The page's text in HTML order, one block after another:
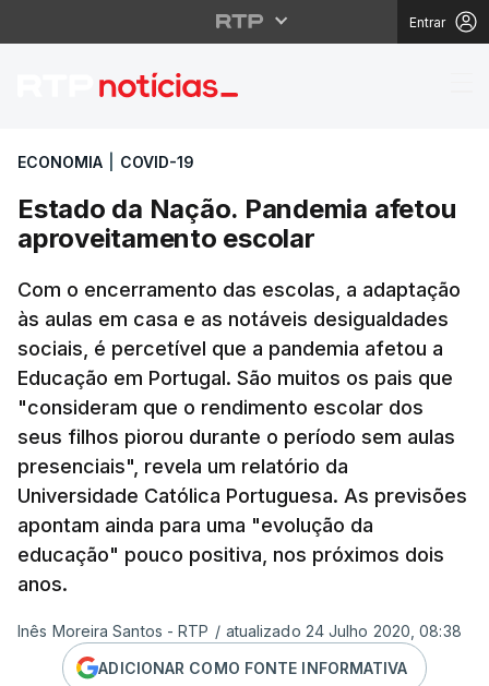
Entrar
Estado da Nação.
ECONOMIA COVID-19
Estado da Nação. Pandemia afetou
aproveitamento escolar
Com o encerramento das escolas, a adaptação
às aulas em casa e as notáveis desigualdades
sociais, é percetível que a pandemia afetou a
Educação em Portugal. São muitos os pais que
"consideram que o rendimento escolar dos
seus filhos piorou durante o período sem aulas
presenciais", revela um relatório da
Universidade Católica Portuguesa. As previsões
apontam ainda para uma "evolução da
educação" pouco positiva, nos próximos dois
anos.
Inês Moreira Santos - RTP / atualizado 24 Julho 2020, 08:38
ADICIONAR COMO FONTE INFORMATIVA